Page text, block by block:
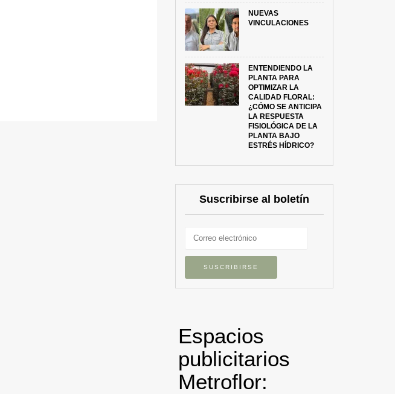
NUEVAS
VINCULACIONES
ENTENDIENDO LA
PLANTA PARA
OPTIMIZAR LA
CALIDAD FLORAL:
¿CÓMO SE ANTICIPA
LA RESPUESTA
FISIOLÓGICA DE LA
PLANTA BAJO
ESTRÉS HÍDRICO?
Suscribirse al boletín
Espacios
publicitarios
Metroflor: